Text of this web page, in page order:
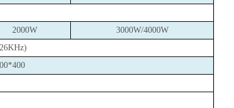
2000W
3000W/4000W
)